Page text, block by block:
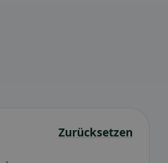
Zurücksetzen